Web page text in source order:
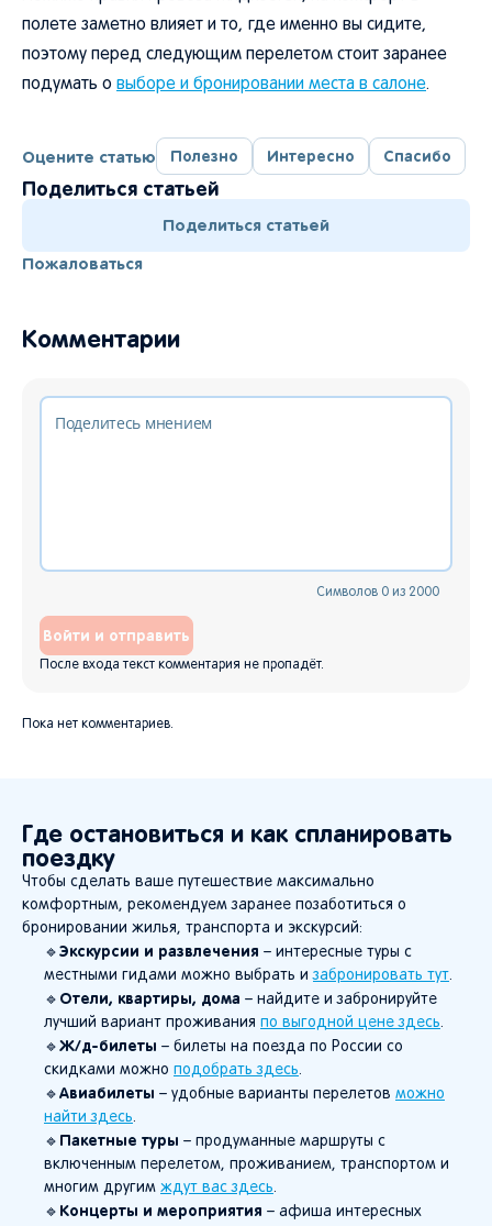
полете заметно влияет и то, где именно вы сидите,
поэтому перед следующим перелетом стоит заранее
подумать о выборе и бронировании места в салоне.
Оцените статью Полезно Интересно Спасибо
Поделиться статьей
Поделиться статьей
Пожаловаться
Комментарии
Символов 0 из 2000
Войти и отправить
После входа текст комментария не пропадёт.
Пока нет комментариев.
Где остановиться и как спланировать
поездку
Чтобы сделать ваше путешествие максимально
комфортным, рекомендуем заранее позаботиться о
бронировании жилья, транспорта и экскурсий:
🔹 Экскурсии и развлечения – интересные туры с
местными гидами можно выбрать и забронировать тут.
🔹 Отели, квартиры, дома – найдите и забронируйте
лучший вариант проживания по выгодной цене здесь.
🔹 Ж/д-билеты – билеты на поезда по России со
скидками можно подобрать здесь.
🔹 Авиабилеты – удобные варианты перелетов можно
найти здесь.
🔹 Пакетные туры – продуманные маршруты с
включенным перелетом, проживанием, транспортом и
многим другим ждут вас здесь.
🔹 Концерты и мероприятия – афиша интересных